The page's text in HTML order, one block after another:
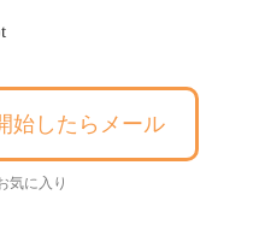
始したらメール
気に入り